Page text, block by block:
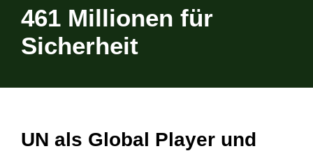
461 Millionen für
Sicherheit
UN als Global Player und